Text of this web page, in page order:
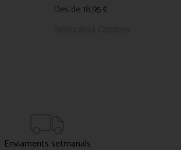
Des de18,95€
Enviaments setmanals